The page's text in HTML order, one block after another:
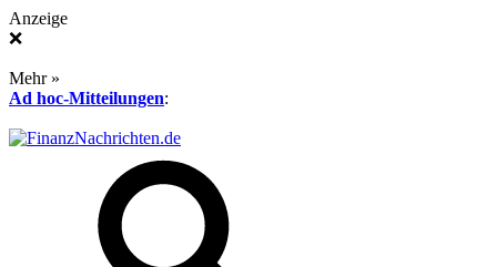
Anzeige
❌
Mehr »
Ad hoc-Mitteilungen: